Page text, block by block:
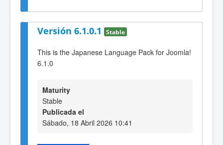
Versión 6.1.0.1 Stable
This is the Japanese Language Pack for Joomla!
6.1.0
Maturity
Stable
Publicada el
Sábado, 18 Abril 2026 10:41